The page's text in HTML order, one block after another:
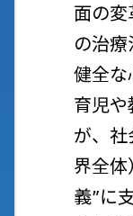
面の変
の治療
健全な
育児や
が、
界全体
義”に